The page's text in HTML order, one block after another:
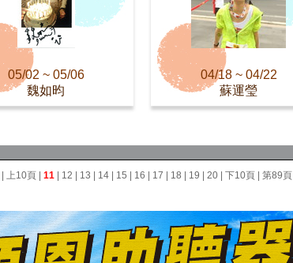
05/02 ~ 05/06
魏如昀
04/18 ~ 04/22
蘇運瑩
上10頁 11 12 13 14 15 16 17 18 19 20 下10頁 第89頁